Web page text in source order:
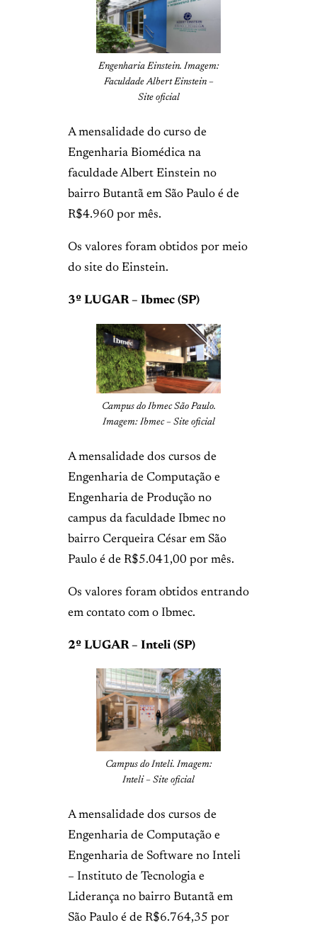
Engenharia Einstein. Imagem:
Faculdade Albert Einstein –
Site oficial
A mensalidade do curso de
Engenharia Biomédica na
faculdade Albert Einstein no
bairro Butantã em São Paulo é de
R$4.960 por mês.
Os valores foram obtidos por meio
do site do Einstein.
3º LUGAR – Ibmec (SP)
Campus do Ibmec São Paulo.
Imagem: Ibmec – Site oficial
A mensalidade dos cursos de
Engenharia de Computação e
Engenharia de Produção no
campus da faculdade Ibmec no
bairro Cerqueira César em São
Paulo é de R$5.041,00 por mês.
Os valores foram obtidos entrando
em contato com o Ibmec.
2º LUGAR – Inteli (SP)
Campus do Inteli. Imagem:
Inteli – Site oficial
A mensalidade dos cursos de
Engenharia de Computação e
Engenharia de Software no Inteli
– Instituto de Tecnologia e
Liderança no bairro Butantã em
São Paulo é de R$6.764,35 por